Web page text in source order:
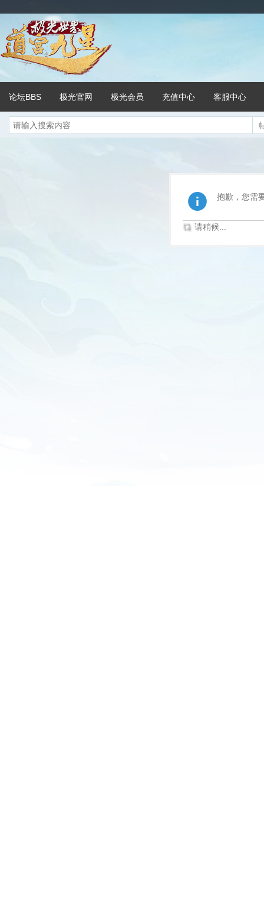
论坛BBS 极光官网 极光会员 充值中心 客服中心
抱歉，您需
请稍候...